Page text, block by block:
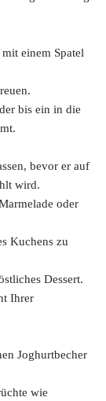
einem Spatel
bis ein in die
bevor er auf
wird.
oder
Kuchens zu
Dessert.
Ihrer
Joghurtbecher
wie